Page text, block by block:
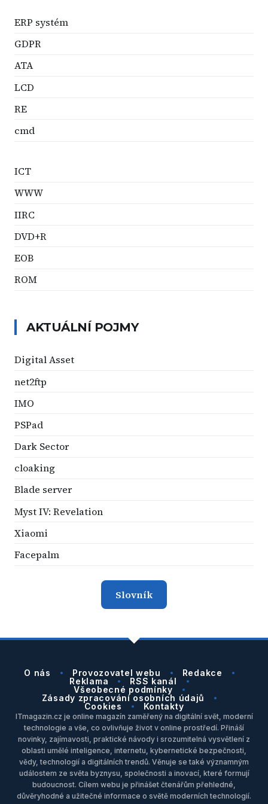
ERP systém
GDPR
ATA
LCD
RE
cmd
ICT
WWW
IIRC
DVD+R
EOB
ROM
AKTUÁLNÍ POJMY
Digital Asset
net2ftp
IMO
PSPad
Dark Sector
cloaking
Blade server
Myst IV: Revelation
Xiaomi
Facepalm
Slovník
O nás Provozovatel webu
Redakce
Reklama
RSS kanál
Všeobecné podmínky
Zásady zpracování osobních údajů
Cookies
Kontakty
ITmagazin.cz je online magazín zaměřený na digitální svět, moderní
technologie a vše, co ovlivňuje život v online prostředí. Přináší
novinky, zajímavosti, praktické návody i srozumitelná vysvětlení z
oblasti umělé inteligence, internetu, kybernetické bezpečnosti,
vědy, technologií a digitálních trendů. Věnuje se také významným
událostem ze světa byznysu, společnosti a inovací, které formují
budoucnost. Cílem webu je přinášet čtenářům přehledné,
důvěryhodné a užitečné informace o světě moderních technologií.